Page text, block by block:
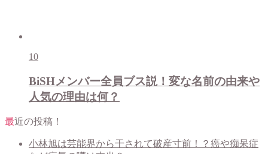
10
BiSHメンバー全員ブス説！変な名前の由来や
人気の理由は何？
最近の投稿！
小林旭は芸能界から干されて破産寸前！？癌や痴呆症